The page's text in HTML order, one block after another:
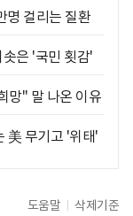
명 걸리는 질환
은 '국민 횟감'
망" 말 나온 이유
美 무기고 '위태'
도움말 삭제기준